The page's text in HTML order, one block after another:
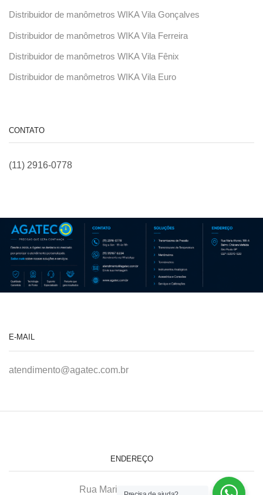
Distribuidor de manômetros WIKA Vila Gonçalves
Distribuidor de manômetros WIKA Vila Ferreira
Distribuidor de manômetros WIKA Vila Fênix
Distribuidor de manômetros WIKA Vila Euro
CONTATO
(11) 2916-0778
E-MAIL
atendimento@agatec.com.br
ENDEREÇO
Rua Maria Afonso, 166-A